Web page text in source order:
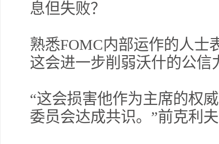
息但失败？
熟悉FOMC内部运作的人士
这会进一步削弱沃什的公信
“这会损害他作为主席的权
委员会达成共识。”前克利